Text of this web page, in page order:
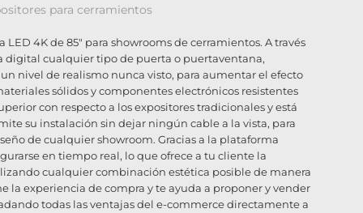
para cerramientos
4K de 85" para showrooms de cerramientos. A través
digital cualquier tipo de puerta o puertaventana,
nivel de realismo nunca visto, para aumentar el efecto
sólidos y componentes electrónicos resistentes
con respecto a los expositores tradicionales y está
su instalación sin dejar ningún cable a la vista, para
de cualquier showroom. Gracias a la plataforma
en tiempo real, lo que ofrece a tu cliente la
cualquier combinación estética posible de manera
la experiencia de compra y te ayuda a proponer y vender
todas las ventajas del e-commerce directamente a